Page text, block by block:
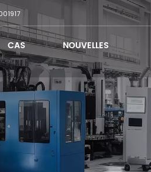
CAS
NOUVELLES